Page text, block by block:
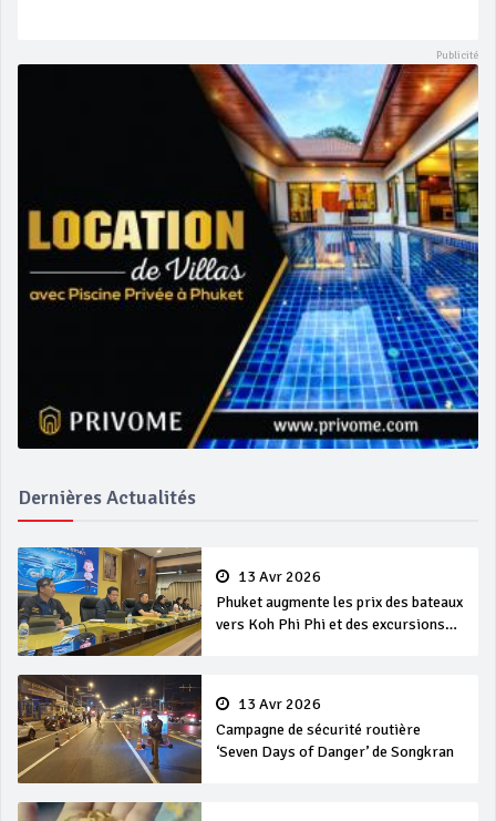
Dernières Actualités
13 Avr 2026
Phuket augmente les prix des bateaux
vers Koh Phi Phi et des excursions
13 Avr 2026
Campagne de sécurité routière
‘Seven Days of Danger’ de Songkran